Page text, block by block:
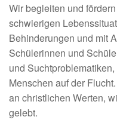
Wir begleiten und
schwierigen
Behinderungen und mit
Schülerinnen und
und
Menschen auf der
an christlichen Werten,
gelebt.